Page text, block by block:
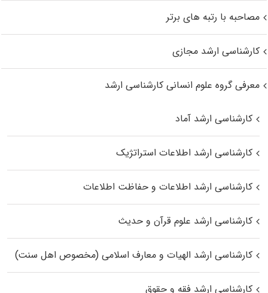
مصاحبه با رتبه های برتر
کارشناسی ارشد مجازی
معرفی گروه علوم انسانی کارشناسی ارشد
کارشناسی ارشد آماد
کارشناسی ارشد اطلاعات استراتژیک
کارشناسی ارشد اطلاعات و حفاظت اطلاعات
کارشناسی ارشد علوم قرآن و حدیث
کارشناسی ارشد الهیات و معارف اسلامی (مخصوص اهل سنت)
کارشناسی ارشد فقه و حقوق